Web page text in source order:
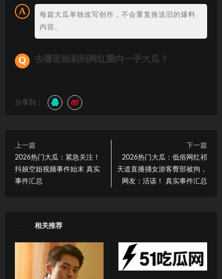
每篇大瓜单独改写创作，不会重复推送旧的爆料
内容。
去哪里能刷到网红圈内一手大瓜？
分享到：
上一篇
2026热门大瓜：紧急关注！
抖娘空姐视频事件始末 真实
事件汇总
下一篇
2026热门大瓜：低俗网红祁
天道直播捅女游客臀部被拘，
网友：活该！ 真实事件汇总
相关推荐